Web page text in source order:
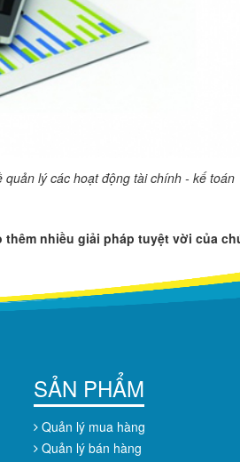
lý các hoạt động tài chính - kế toán
nhiều giải pháp tuyệt vời của
SẢN PHẨM
Quản lý mua hàng
Quản lý bán hàng